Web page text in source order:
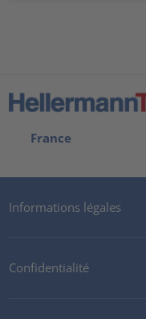
France
Informations légales
Confidentialité